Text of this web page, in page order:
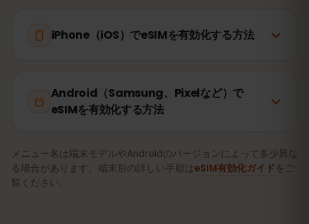
iPhone（iOS）でeSIMを有効化する方法
Android（Samsung、Pixelなど）で
eSIMを有効化する方法
メニュー名は端末モデルやAndroidのバージョンによって多少異な
る場合があります。端末別の詳しい手順はeSIM有効化ガイドをご
覧ください。